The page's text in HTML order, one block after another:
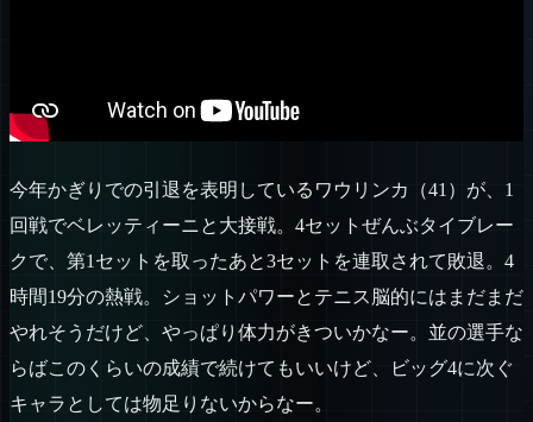
今年かぎりでの引退を表明しているワウリンカ（41）が、1
回戦でベレッティーニと大接戦。4セットぜんぶタイブレー
クで、第1セットを取ったあと3セットを連取されて敗退。4
時間19分の熱戦。ショットパワーとテニス脳的にはまだまだ
やれそうだけど、やっぱり体力がきついかなー。並の選手な
らばこのくらいの成績で続けてもいいけど、ビッグ4に次ぐ
キャラとしては物足りないからなー。